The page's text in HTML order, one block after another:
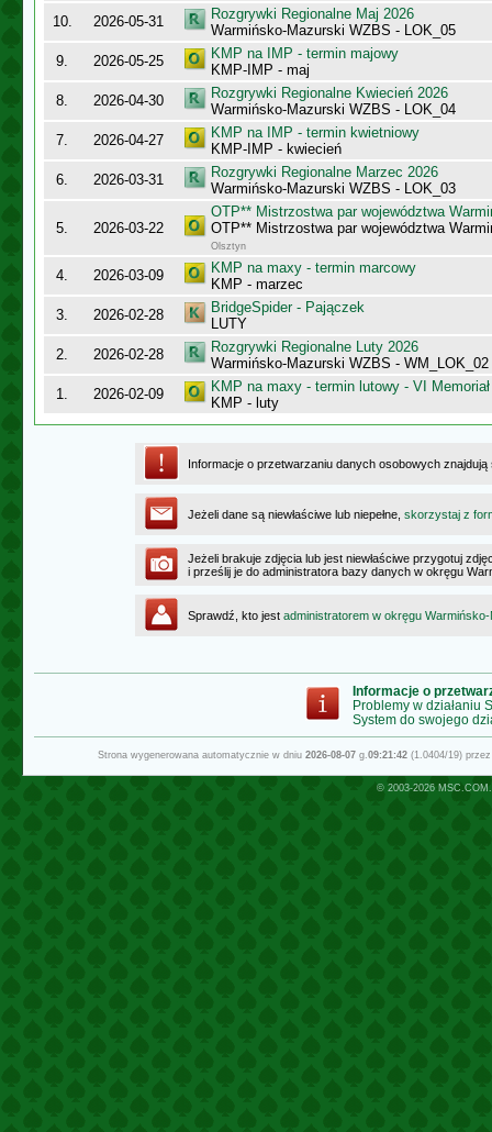
10.
2026-05-31
Rozgrywki Regionalne Maj 2026
Warmińsko-Mazurski WZBS - LOK_05
9.
2026-05-25
KMP na IMP - termin majowy
KMP-IMP - maj
8.
2026-04-30
Rozgrywki Regionalne Kwiecień 2026
Warmińsko-Mazurski WZBS - LOK_04
7.
2026-04-27
KMP na IMP - termin kwietniowy
KMP-IMP - kwiecień
6.
2026-03-31
Rozgrywki Regionalne Marzec 2026
Warmińsko-Mazurski WZBS - LOK_03
5. 2026-03-22
OTP** Mistrzostwa par województwa
OTP** Mistrzostwa par województwa
Olsztyn
4. 2026-03-09
KMP na maxy - termin marcowy
KMP - marzec
3.
2026-02-28
BridgeSpider - Pajączek
LUTY
2.
2026-02-28
Rozgrywki Regionalne Luty 2026
Warmińsko-Mazurski WZBS - WM_LOK_02
1.
2026-02-09
KMP na maxy - termin lutowy - VI
KMP - luty
Informacje o przetwarzaniu danych osobowych
Jeżeli dane są niewłaściwe lub niepełne, skorzystaj z
Jeżeli brakuje zdjęcia lub jest niewłaściwe przygotuj
i prześlij je do administratora bazy danych w okręgu
Sprawdź, kto jest administratorem w okręgu
Informacje o
Problemy w działaniu
System do swojego
Strona wygenerowana automatycznie w dniu 2026-08-07g.09:21:42(1.0404/19)
© 2003-2026